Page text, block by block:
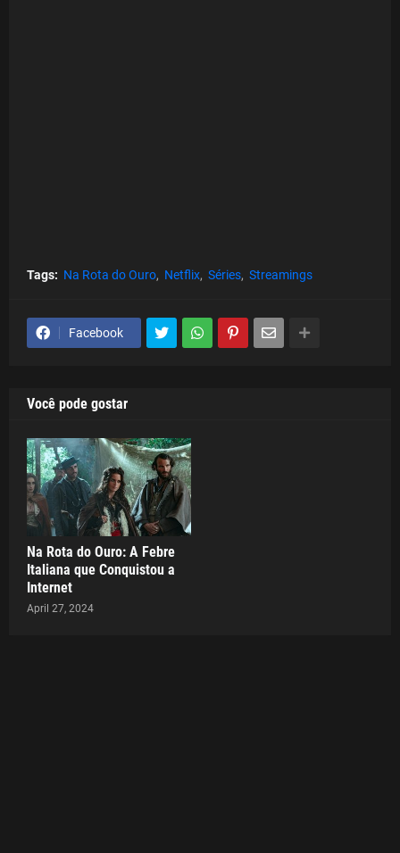
Tags: Na Rota do Ouro Netflix Séries Streamings
Facebook
Você pode gostar
Na Rota do Ouro: A Febre
Italiana que Conquistou a
Internet
April 27, 2024